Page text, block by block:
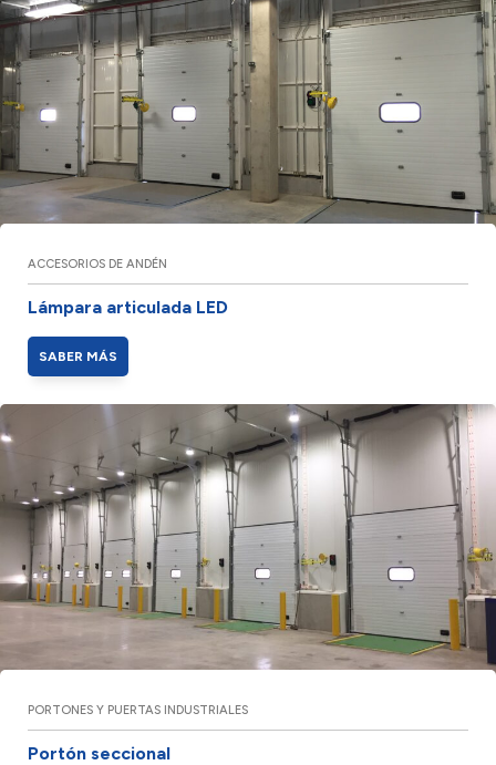
ACCESORIOS DE ANDÉN
Lámpara articulada LED
SABER MÁS
PORTONES Y PUERTAS INDUSTRIALES
Portón seccional